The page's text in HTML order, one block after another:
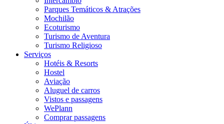
Parques Temáticos & Atrações
Mochilão
Ecoturismo
Turismo de Aventura
Turismo Religioso
Serviços
Hotéis & Resorts
Hostel
Aviação
Aluguel de carros
Vistos e passagens
WePlann
Comprar passagens